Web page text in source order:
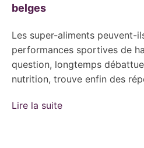
belges
Les super-aliments peuvent-
performances sportives de
question, longtemps
nutrition, trouve enfin des
Lire la suite